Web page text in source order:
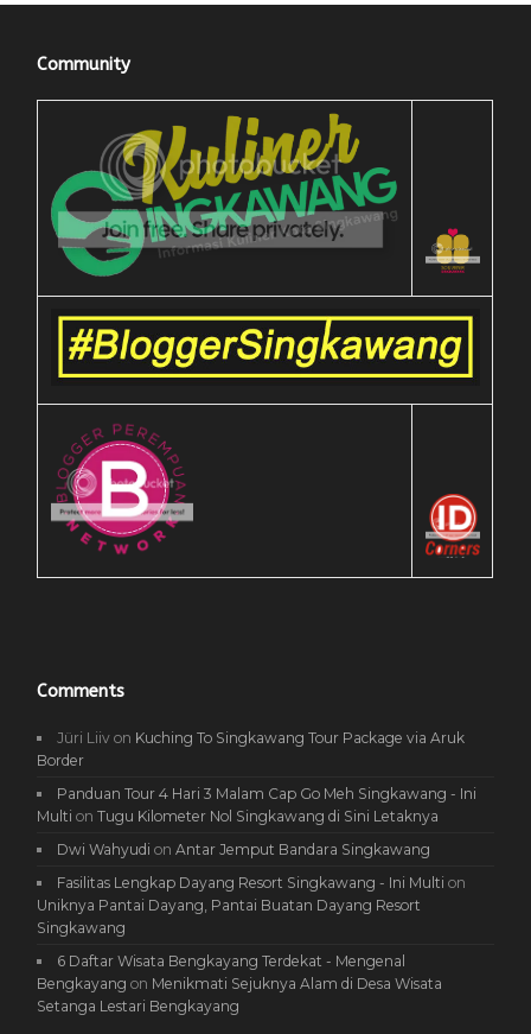
Community
Comments
Jüri Liiv on Kuching To Singkawang Tour Package via Aruk
Border
Panduan Tour 4 Hari 3 Malam Cap Go Meh Singkawang - Ini
Multi onTugu Kilometer Nol Singkawang di Sini Letaknya
Dwi Wahyudi onAntar Jemput Bandara Singkawang
Fasilitas Lengkap Dayang Resort Singkawang - Ini Multi on
Uniknya Pantai Dayang, Pantai Buatan Dayang Resort
Singkawang
6 Daftar Wisata Bengkayang Terdekat - Mengenal
Bengkayang on Menikmati Sejuknya Alam di Desa Wisata
Setanga Lestari Bengkayang